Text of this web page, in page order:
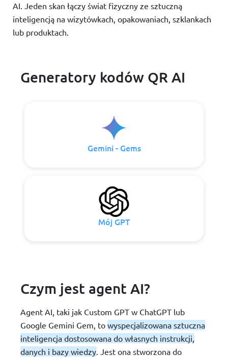
AI. Jeden skan łączy świat fizyczny ze sztuczną
inteligencją na wizytówkach, opakowaniach, szklankach
lub produktach.
Generatory kodów QR AI
Gemini - Gems
Mój GPT
Czym jest agent AI?
Agent AI, taki jak Custom GPT w ChatGPT lub
Google Gemini Gem, to wyspecjalizowana sztuczna
inteligencja dostosowana do własnych instrukcji,
danych i bazy wiedzy. Jest ona stworzona do